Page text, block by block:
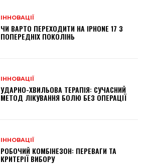
ІННОВАЦІЇ
ЧИ ВАРТО ПЕРЕХОДИТИ НА IPHONE 17 З
ПОПЕРЕДНІХ ПОКОЛІНЬ
ІННОВАЦІЇ
УДАРНО-ХВИЛЬОВА ТЕРАПІЯ: СУЧАСНИЙ
МЕТОД ЛІКУВАННЯ БОЛЮ БЕЗ ОПЕРАЦІЇ
ІННОВАЦІЇ
РОБОЧИЙ КОМБІНЕЗОН: ПЕРЕВАГИ ТА
КРИТЕРІЇ ВИБОРУ